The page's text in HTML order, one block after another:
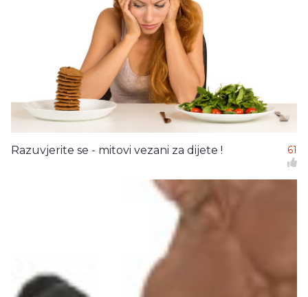
Razuvjerite se - mitovi vezani za dijete ! 61